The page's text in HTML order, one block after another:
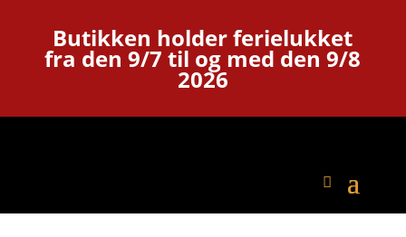
Butikken holder ferielukket
fra den 9/7 til og med den 9/8
2026